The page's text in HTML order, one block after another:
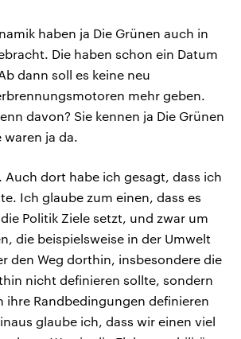
haben ja Die Grünen auch in
Die haben schon ein Datum
dann soll es keine neu
mehr geben.
davon? Sie kennen ja Die Grünen
waren ja da.
Auch dort habe ich gesagt, dass ich
Ich glaube zum einen, dass es
Politik Ziele setzt, und zwar um
die beispielsweise in der Umwelt
den Weg dorthin, insbesondere die
nicht definieren sollte, sondern
ihre Randbedingungen definieren
glaube ich, dass wir einen viel